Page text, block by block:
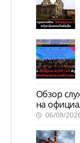
Обзор
на
06/08/